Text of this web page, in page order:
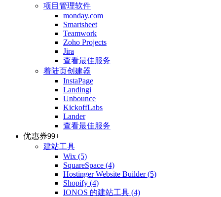
项目管理软件
monday.com
Smartsheet
Teamwork
Zoho Projects
Jira
查看最佳服务
着陆页创建器
InstaPage
Landingi
Unbounce
KickoffLabs
Lander
查看最佳服务
优惠券99+
建站工具
Wix (5)
SquareSpace (4)
Hostinger Website Builder(5)
Shopify (4)
IONOS 的建站工具 (4)